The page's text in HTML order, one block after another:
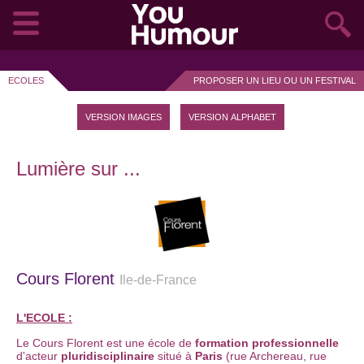
ECOLES PROPOSER UN LIEU OU UN FESTIVAL
VERSION IMAGES VERSION ALPHABET
Lumière sur ...
Cours Florent Ile-de-France
L'ECOLE :
Le Cours Florent est une école de formation professionnelle
d'acteur pluridisciplinaire situé à Paris (rue Archereau, rue